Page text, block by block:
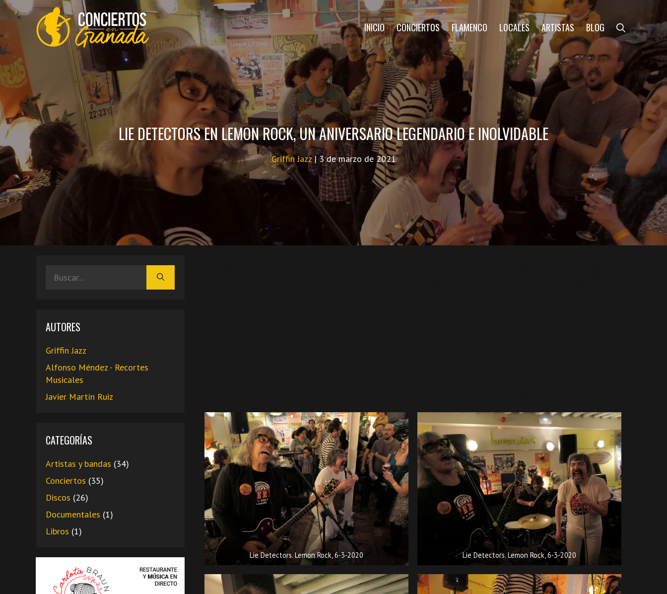
Saltar
contenido
INICIO CONCIERTOS FLAMENCO LOCALES ARTISTAS BLOG
LIE DETECTORS EN LEMON ROCK, UN ANIVERSARIO LEGENDARIO E INOLVIDABLE
Griffin Jazz|3 de marzo de 2021
Lie Detectors. Lemon Rock, 6-3-2020 Lie Detectors. Lemon Rock, 6-3-2020
AUTORES
Griffin Jazz
Alfonso Méndez - Recortes
Musicales
Javier Martín Ruiz
CATEGORÍAS
Artistas y bandas (34)
Conciertos (35)
Discos (26)
Documentales (1)
Libros (1)